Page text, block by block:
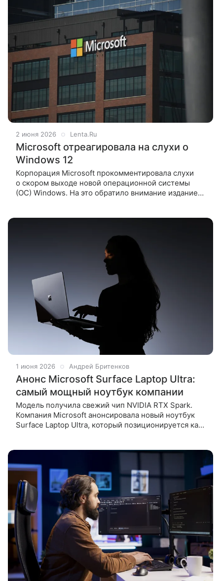
2 июня 2026 Lenta.Ru
Microsoft отреагировала на слухи о
Windows 12
Корпорация Microsoft прокомментировала слухи
о скором выходе новой операционной системы
(ОС) Windows. На это обратило внимание издание
1 июня 2026 Андрей Бритенков
Анонс Microsoft Surface Laptop Ultra:
самый мощный ноутбук компании
Модель получила свежий чип NVIDIA RTX Spark.
Компания Microsoft анонсировала новый ноутбук
Surface Laptop Ultra, который позиционируется как